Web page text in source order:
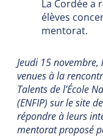
La Cordée a
élèves
mentorat.
Jeudi 15 novembre,
venues à la
Talents de l’École
(ENFIP) sur le site
répondre à leurs
mentorat proposé